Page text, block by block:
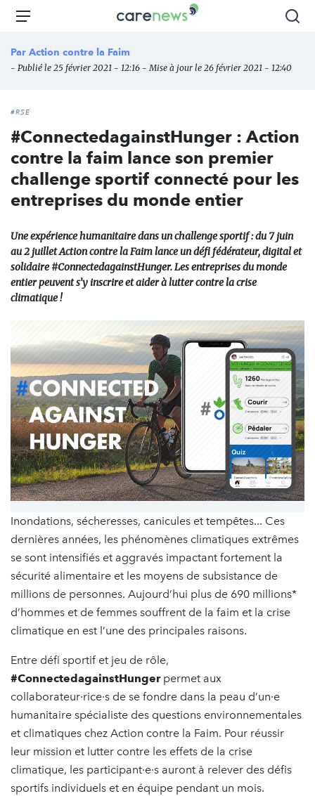
Aller
principal
Carenews,
média
des
Menu
Par Action contre la Faim
- Publié le 25 février 2021 - 12:16 - Mise à jour le 26 février 2021 - 12:40
#RSE
#ConnectedagainstHunger : Action
contre la faim lance son premier
challenge sportif connecté pour les
entreprises du monde entier
Une expérience humanitaire dans un challenge sportif : du 7 juin
au 2 juillet Action contre la Faim lance un défi fédérateur, digital et
solidaire #ConnectedagainstHunger. Les entreprises du monde
entier peuvent s’y inscrire et aider à lutter contre la crise
climatique !
Inondations, sécheresses, canicules et tempêtes... Ces
dernières années, les phénomènes climatiques extrêmes
se sont intensifiés et aggravés impactant fortement la
sécurité alimentaire et les moyens de subsistance de
millions de personnes. Aujourd’hui plus de 690 millions*
d’hommes et de femmes souffrent de la faim et la crise
climatique en est l’une des principales raisons.
Entre défi sportif et jeu de rôle,
#ConnectedagainstHungerpermet aux
collaborateur·rice·s de se fondre dans la peau d’un·e
humanitaire spécialiste des questions environnementales
et climatiques chez Action contre la Faim. Pour réussir
leur mission et lutter contre les effets de la crise
climatique, les participant·e·s auront à relever des défis
sportifs individuels et en équipe pendant un mois.